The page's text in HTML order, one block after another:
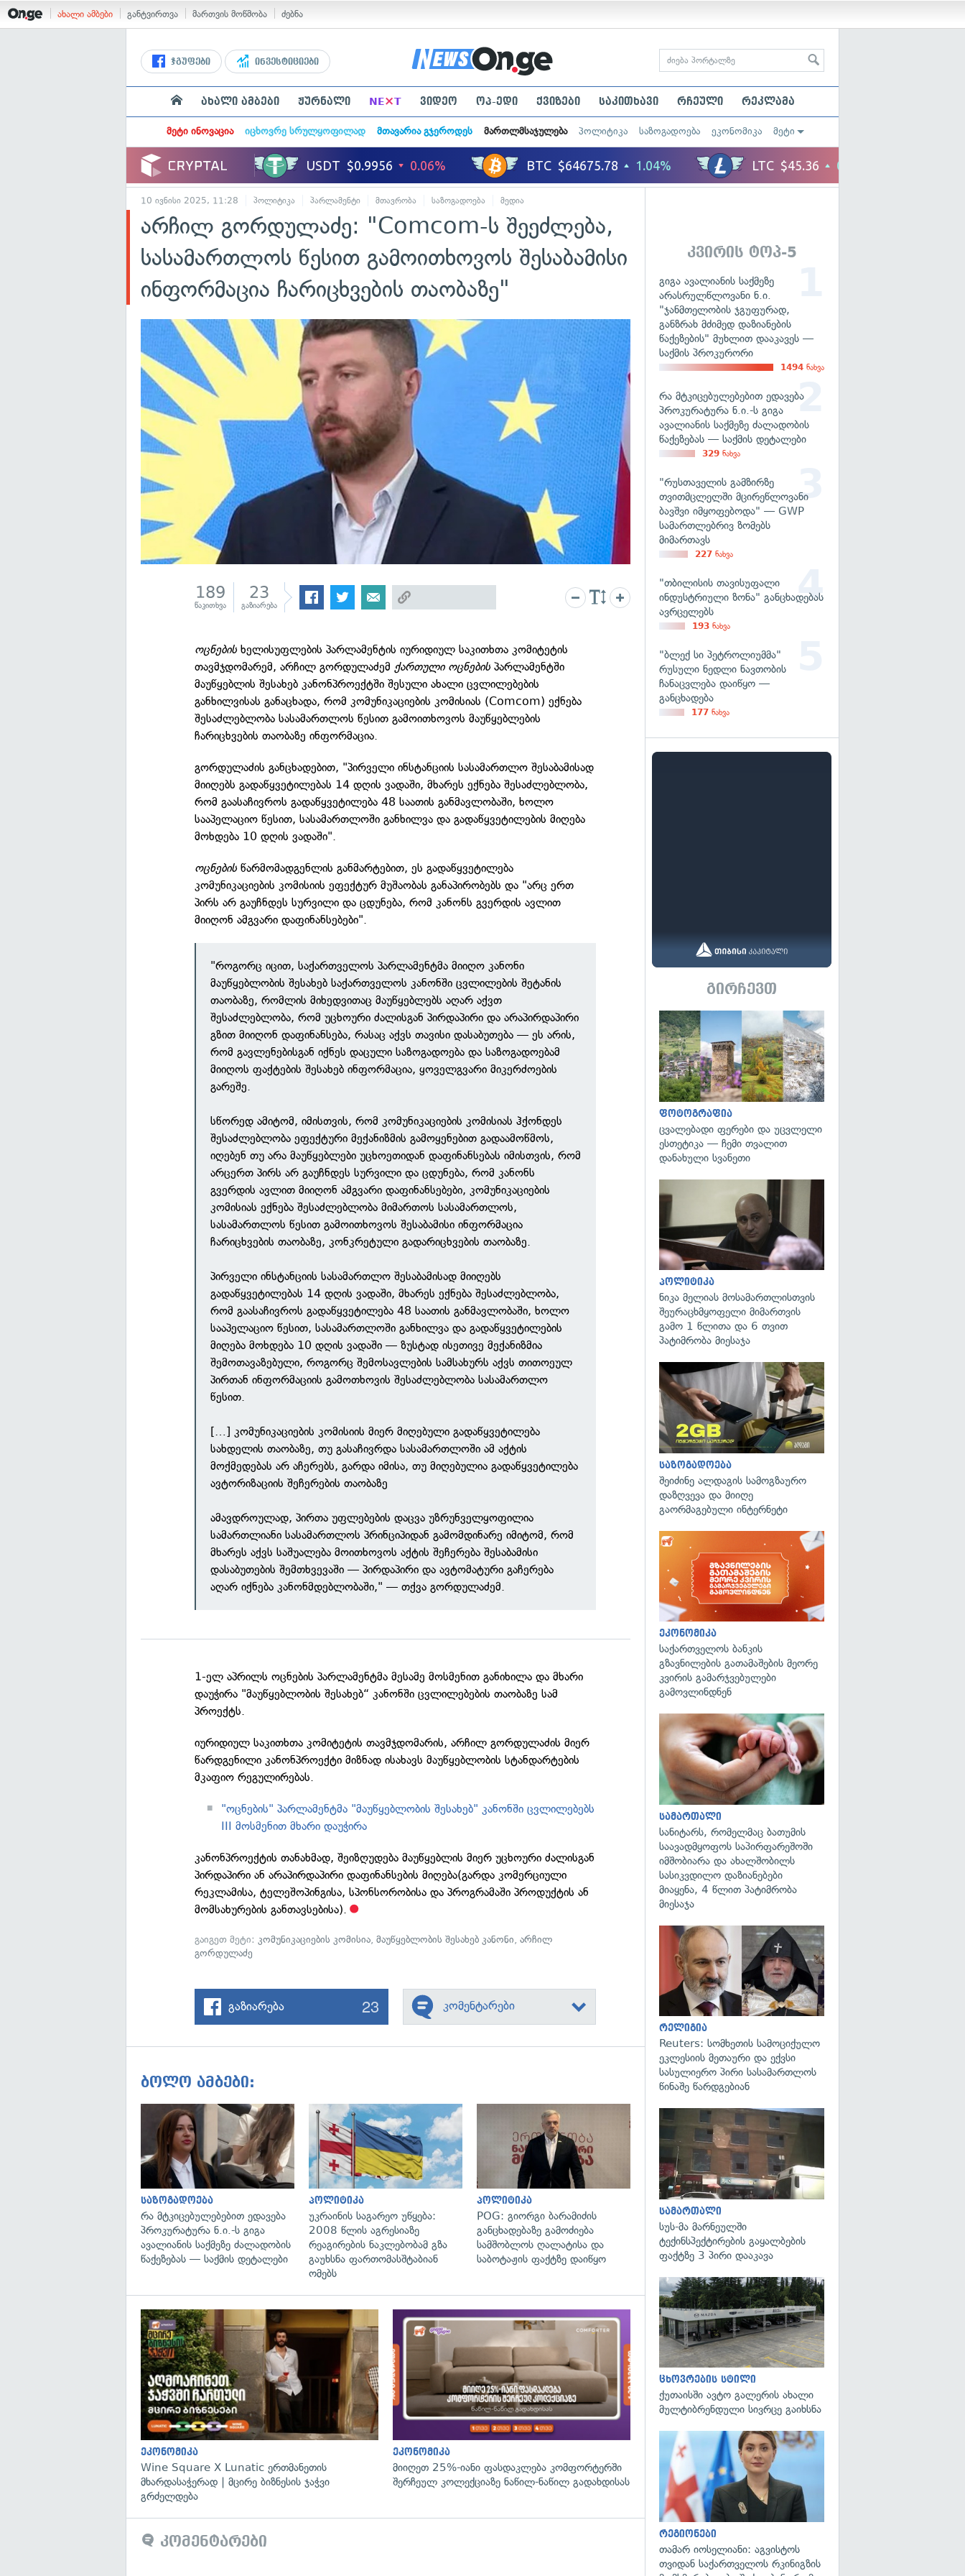
ახალი ამბები განტვირთვა მართვის მოწმობა ძებნა
ჯგუფები ინვესტიციები
ახალი ამბები ჟურნალი NE×T ვიდეო ოპ-ედი ქვიზები საკითხავი რჩეული რეკლამა
მეტი ინოვაცია იცხოვრე სრულყოფილად მთავარია გჯეროდეს მართლმსაჯულება პოლიტიკა საზოგადოება ეკონომიკა მეტი
10 ივნისი 2025, 11:28 პოლიტიკა პარლამენტი მთავრობა საზოგადოება მედია
არჩილ გორდულაძე: "Comcom-ს შეეძლება,
სასამართლოს წესით გამოითხოვოს შესაბამისი
ინფორმაცია ჩარიცხვების თაობაზე"
189
წაკითხვა
23
გაზიარება
ოცნებისხელისუფლების პარლამენტის იურიდიულ საკითხთა კომიტეტის
თავმჯდომარემ, არჩილ გორდულაძემქართული ოცნებისპარლამენტში
მაუწყებლის შესახებ კანონპროექტში შესული ახალი ცვლილებების
განხილვისას განაცხადა, რომ კომუნიკაციების კომისიას (Comcom) ექნება
შესაძლებლობა სასამართლოს წესით გამოითხოვოს მაუწყებლების
ჩარიცხვების თაობაზე ინფორმაცია.
გორდულაძის განცხადებით, "პირველი ინსტანციის სასამართლო შესაბამისად
მიიღებს გადაწყვეტილებას 14 დღის ვადაში, მხარეს ექნება შესაძლებლობა,
რომ გაასაჩივროს გადაწყვეტილება 48 საათის განმავლობაში, ხოლო
სააპელაციო წესით, სასამართლოში განხილვა და გადაწყვეტილების მიღება
მოხდება 10 დღის ვადაში".
ოცნებისწარმომადგენლის განმარტებით, ეს გადაწყვეტილება
კომუნიკაციების კომისიის ეფექტურ მუშაობას განაპირობებს და "არც ერთ
პირს არ გაუჩნდეს სურვილი და ცდუნება, რომ კანონს გვერდის ავლით
მიიღონ ამგვარი დაფინანსებები".
"როგორც იცით, საქართველოს პარლამენტმა მიიღო კანონი
მაუწყებლობის შესახებ საქართველოს კანონში ცვლილების შეტანის
თაობაზე, რომლის მიხედვითაც მაუწყებლებს აღარ აქვთ
შესაძლებლობა, რომ უცხოური ძალისგან პირდაპირი და არაპირდაპირი
გზით მიიღონ დაფინანსება, რასაც აქვს თავისი დასაბუთება — ეს არის,
რომ გავლენებისგან იქნეს დაცული საზოგადოება და საზოგადოებამ
მიიღოს ფაქტების შესახებ ინფორმაცია, ყოველგვარი მიკერძოების
გარეშე.
სწორედ ამიტომ, იმისთვის, რომ კომუნიკაციების კომისიას ჰქონდეს
შესაძლებლობა ეფექტური მექანიზმის გამოყენებით გადაამოწმოს,
იღებენ თუ არა მაუწყებლები უცხოეთიდან დაფინანსებას იმისთვის, რომ
არცერთ პირს არ გაუჩნდეს სურვილი და ცდუნება, რომ კანონს
გვერდის ავლით მიიღონ ამგვარი დაფინანსებები, კომუნიკაციების
კომისიას ექნება შესაძლებლობა მიმართოს სასამართლოს,
სასამართლოს წესით გამოითხოვოს შესაბამისი ინფორმაცია
ჩარიცხვების თაობაზე, კონკრეტული გადარიცხვების თაობაზე.
პირველი ინსტანციის სასამართლო შესაბამისად მიიღებს
გადაწყვეტილებას 14 დღის ვადაში, მხარეს ექნება შესაძლებლობა,
რომ გაასაჩივროს გადაწყვეტილება 48 საათის განმავლობაში, ხოლო
სააპელაციო წესით, სასამართლოში განხილვა და გადაწყვეტილების
მიღება მოხდება 10 დღის ვადაში — ზუსტად ისეთივე მექანიზმია
შემოთავაზებული, როგორც შემოსავლების სამსახურს აქვს თითოეულ
პირთან ინფორმაციის გამოთხოვის შესაძლებლობა სასამართლო
წესით.
[…] კომუნიკაციების კომისიის მიერ მიღებული გადაწყვეტილება
სახდელის თაობაზე, თუ გასაჩივრდა სასამართლოში ამ აქტის
მოქმედებას არ აჩერებს, გარდა იმისა, თუ მიღებულია გადაწყვეტილება
ავტორიზაციის შეჩერების თაობაზე
ამავდროულად, პირთა უფლებების დაცვა უზრუნველყოფილია
სამართლიანი სასამართლოს პრინციპიდან გამომდინარე იმიტომ, რომ
მხარეს აქვს საშუალება მოითხოვოს აქტის შეჩერება შესაბამისი
დასაბუთების შემთხვევაში — პირდაპირი და ავტომატური გაჩერება
აღარ იქნება კანონმდებლობაში," — თქვა გორდულაძემ.
1-ელ აპრილს ოცნების პარლამენტმა მესამე მოსმენით განიხილა და მხარი
დაუჭირა "მაუწყებლობის შესახებ“ კანონში ცვლილებების თაობაზე სამ
პროექტს.
იურიდიულ საკითხთა კომიტეტის თავმჯდომარის, არჩილ გორდულაძის მიერ
წარდგენილი კანონპროექტი მიზნად ისახავს მაუწყებლობის სტანდარტების
მკაფიო რეგულირებას.
"ოცნების" პარლამენტმა "მაუწყებლობის შესახებ" კანონში ცვლილებებს
III მოსმენით მხარი დაუჭირა
კანონპროექტის თანახმად, შეიზღუდება მაუწყებლის მიერ უცხოური ძალისგან
პირდაპირი ან არაპირდაპირი დაფინანსების მიღება(გარდა კომერციული
რეკლამისა, ტელეშოპინგისა, სპონსორობისა და პროგრამაში პროდუქტის ან
მომსახურების განთავსებისა).
გაიგეთ მეტი:კომუნიკაციების კომისია,მაუწყებლობის შესახებ კანონი,არჩილ
გორდულაძე
გაზიარება 23 კომენტარები
ბოლო ამბები:
გადახედვა
საზოგადოება
რა მტკიცებულებებით ედავება
პროკურატურა ნ.ი.-ს გიგა
ავალიანის საქმეზე ძალადობის
წაქეზებას — საქმის დეტალები
პოლიტიკა
უკრაინის საგარეო უწყება:
2008 წლის აგრესიაზე
რეაგირების ნაკლებობამ გზა
გაუხსნა ფართომასშტაბიან
ომებს
გადახედვა
პოლიტიკა
POG: გიორგი ბარამიძის
განცხადებაზე გამოძიება
სამშობლოს ღალატისა და
საბოტაჟის ფაქტზე დაიწყო
ეკონომიკა
Wine Square X Lunatic ერთმანეთის
მხარდასაჭერად | მცირე ბიზნესის ჯაჭვი
გრძელდება
ეკონომიკა
მიიღეთ 25%-იანი ფასდაკლება კომფორტერში
შერჩეულ კოლექციაზე ნაწილ-ნაწილ გადახდისას
კომენტარები
კვირის ტოპ-5
გიგა ავალიანის საქმეზე
არასრულწლოვანი ნ.ი.
"ჯანმთელობის ჯგუფურად,
განზრახ მძიმედ დაზიანების
წაქეზების" მუხლით დააკავეს —
საქმის პროკურორი
1494 ნახვა
რა მტკიცებულებებით ედავება
პროკურატურა ნ.ი.-ს გიგა
ავალიანის საქმეზე ძალადობის
წაქეზებას — საქმის დეტალები
329 ნახვა
"რუსთაველის გამზირზე
თვითმცლელში მცირეწლოვანი
ბავშვი იმყოფებოდა" — GWP
სამართლებრივ ზომებს
მიმართავს
227 ნახვა
"თბილისის თავისუფალი
ინდუსტრიული ზონა" განცხადებას
ავრცელებს
193 ნახვა
"ბლექ სი პეტროლიუმმა"
რუსული ნედლი ნავთობის
ჩანაცვლება დაიწყო —
განცხადება
177 ნახვა
გირჩევთ
ფოტოგრაფია
ცვალებადი ფერები და უცვლელი
ესთეტიკა — ჩემი თვალით
დანახული სვანეთი
პოლიტიკა
ნიკა მელიას მოსამართლისთვის
შეურაცხმყოფელი მიმართვის
გამო 1 წლითა და 6 თვით
პატიმრობა მიესაჯა
საზოგადოება
შეიძინე ალდაგის სამოგზაურო
დაზღვევა და მიიღე
გაორმაგებული ინტერნეტი
ეკონომიკა
საქართველოს ბანკის
გზავნილების გათამაშების მეორე
კვირის გამარჯვებულები
გამოვლინდნენ
სამართალი
სანიტარს, რომელმაც ბათუმის
საავადმყოფოს საპირფარეშოში
იმშობიარა და ახალშობილს
სასიკვდილო დაზიანებები
მიაყენა, 4 წლით პატიმრობა
მიესაჯა
რელიგია
Reuters: სომხეთის სამოციქულო
ეკლესიის მეთაური და ექვსი
სასულიერო პირი სასამართლოს
წინაშე წარდგებიან
სამართალი
სუს-მა მარნეულში
ტექინსპექტირების გაყალბების
ფაქტზე 3 პირი დააკავა
ცხოვრების სტილი
ქუთაისში ავტო გალერის ახალი
მულტიბრენდული სივრცე გაიხსნა
რეგიონები
თამარ იოსელიანი: აგვისტოს
თვიდან საქართველოს რკინიგზის